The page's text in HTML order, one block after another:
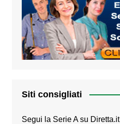
Siti consigliati
Segui la Serie A su Diretta.it